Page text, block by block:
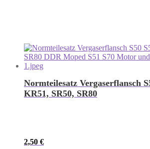
Normteilesatz Vergaserflansch
KR51, SR50, SR80
2,50 €